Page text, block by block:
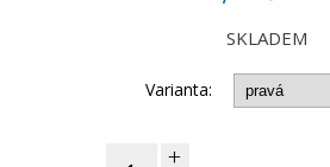
SKLADEM
Varianta:
+